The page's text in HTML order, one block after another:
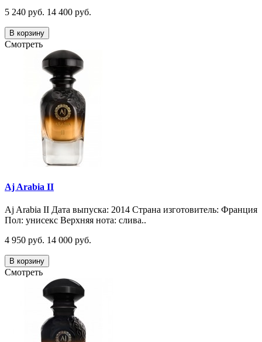
5 240 руб. 14 400 руб.
В корзину
Смотреть
Aj Arabia II
Aj Arabia II Дата выпуска: 2014 Страна изготовитель: Франция
Пол: унисекс Верхняя нота: слива..
4 950 руб. 14 000 руб.
В корзину
Смотреть